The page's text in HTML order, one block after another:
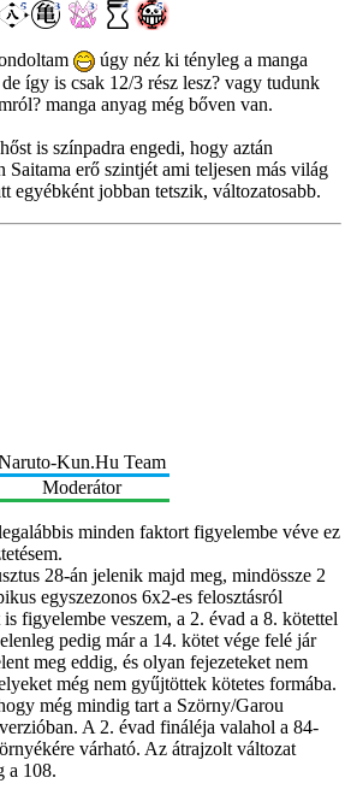
úgy néz ki tényleg a manga
így is csak 12/3 rész lesz? vagy tudunk
manga anyag még bőven van.
is színpadra engedi, hogy aztán
Saitama erő szintjét ami teljesen más világ
egyébként jobban tetszik, változatosabb.
Kun.Hu Team
Moderátor
minden faktort figyelembe véve ez
28-án jelenik majd meg, mindössze 2
egyszezonos 6x2-es felosztásról
figyelembe veszem, a 2. évad a 8. kötettel
pedig már a 14. kötet vége felé jár
meg eddig, és olyan fejezeteket nem
még nem gyűjtöttek kötetes formába.
még mindig tart a Szörny/Garou
A 2. évad fináléja valahol a 84-
várható. Az átrajzolt változat
a 108.